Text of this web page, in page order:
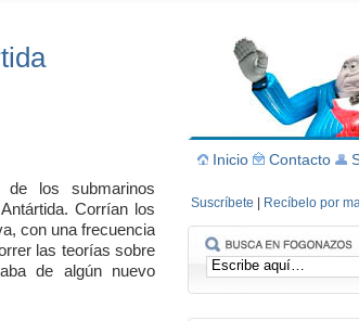
los submarinos
Corrían los
con una frecuencia
las teorías sobre
de algún nuevo
Inicio Contacto
Suscríbete Recíbelo por